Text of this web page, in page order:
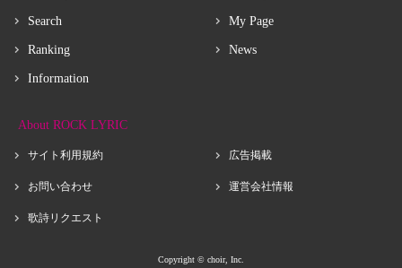
Search
Ranking
Information
My Page
News
About ROCK LYRIC
サイト利用規約
お問い合わせ
歌詩リクエスト
広告掲載
運営会社情報
Copyright © choir, Inc.